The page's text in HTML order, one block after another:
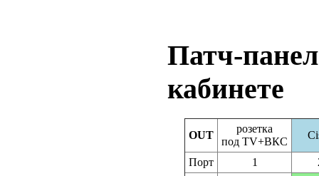
Патч-
кабинете
OUT
розетка
под TV+ВКС
Порт 1